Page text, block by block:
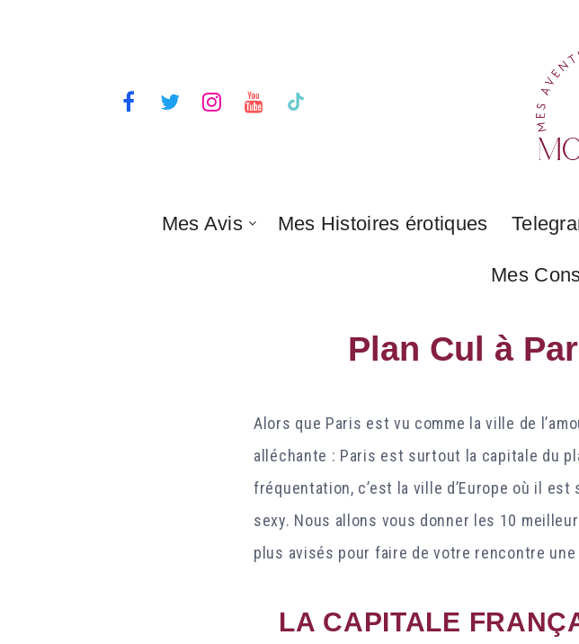
Mes Avis Mes Histoires érotiques
Mes
Plan Cul à
Alors que Paris est vu comme la ville de
alléchante : Paris est surtout la capitale du
fréquentation, c’est la ville d’Europe où il
sexy. Nous allons vous donner les 10
plus avisés pour faire de votre rencontre
LA CAPITALE